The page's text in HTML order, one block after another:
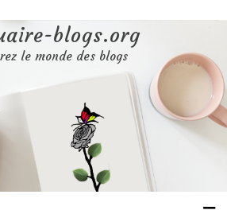
blogs.org
le monde des blogs